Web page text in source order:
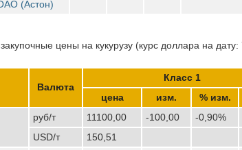
(Астон)
цены на кукурузу (курс доллара на дату:
Валюта
Класс 1
цена
изм. % изм.
руб/т 11100,00 -100,00
-0,90%
USD/т
150,51